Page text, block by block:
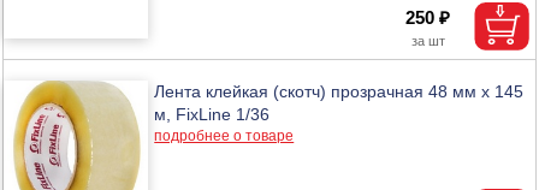
250 ₽
Лента клейкая (скотч) прозрачная 48 мм х 145
м, FixLine 1/36
подробнее о товаре